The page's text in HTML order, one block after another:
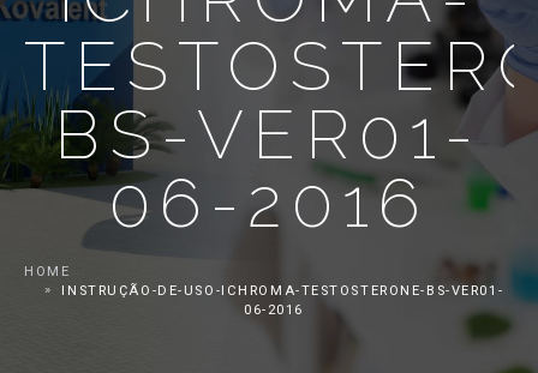
BS-VER01-
06-2016
HOME
INSTRUÇÃO-DE-USO-ICHROMA-TESTOSTERONE-BS-VER01-
06-2016